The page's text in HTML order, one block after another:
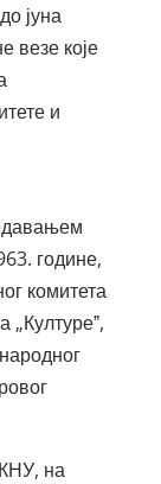
јуна
везе које
и
године,
комитета
„Културеˮ,
на